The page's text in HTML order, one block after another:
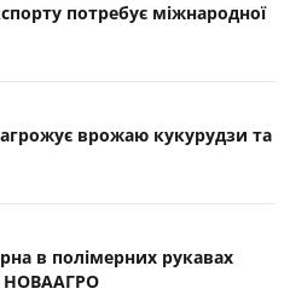
потребує міжнародної
врожаю кукурудзи та
в полімерних рукавах
НОВААГРО